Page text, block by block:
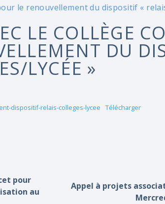
le renouvellement du dispositif «
LE COLLÈGE
DU
LYCÉE »
dispositif-relais-colleges-lycee Télécharger
pour
au
Appel à projets